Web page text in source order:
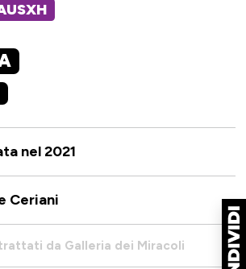
nel 2021
Ceriani
da Galleria dei Miracoli